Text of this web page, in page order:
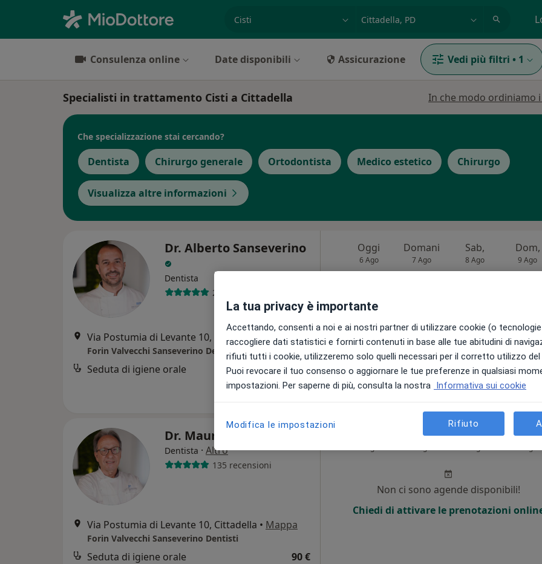
Consulenza online Date disponibili Assicurazione Vedi più filtri • 1
Specialisti in trattamento Cisti a Cittadella In che modo ordiniamo
Che specializzazione stai cercando?
Dentista Chirurgo generale Ortodontista Medico estetico Chirurgo
Visualizza altre informazioni
Dr. Alberto Sanseverino
Dentista
214 recensioni
Via Postumia di Levante 10, Cittadella• Mappa
Forin Valvecchi Sanseverino Dentisti
Seduta di igiene orale 90 €
Oggi
6 Ago
Domani
7 Ago
Sab,
8 Ago
Dom,
9 Ago
Non ci sono agende disponibili!
Chiedi di attivare le prenotazioni online
Dr. Mauro Forin
Dentista · Altro
135 recensioni
Via Postumia di Levante 10, Cittadella • Mappa
Forin Valvecchi Sanseverino Dentisti
Seduta di igiene orale 90 €
Domani Sab, Dom,
Non ci sono agende disponibili!
Chiedi di attivare le prenotazioni
La tua privacy è importante
Accettando, consenti a noi e ai nostri partner di utilizzare cookie (o
raccogliere dati statistici e fornirti contenuti in base alle tue abitudini di
rifiuti tutti i cookie, utilizzeremo solo quelli necessari per il corretto utilizzo
Puoi revocare il tuo consenso o aggiornare le tue preferenze in qualsiasi
impostazioni. Per saperne di più, consulta la nostra Informativa sui cookie
Modifica le impostazioni Rifiuto